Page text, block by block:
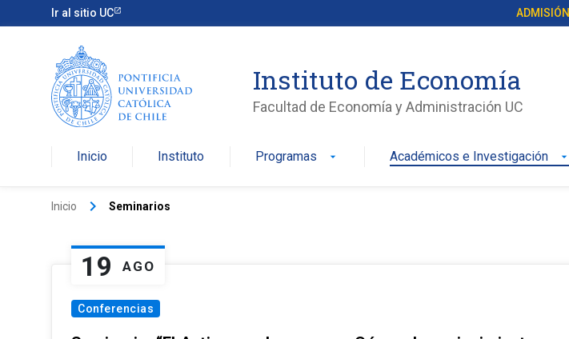
Ir al sitio UC ADMISIÓN
Instituto de Economía
Facultad de Economía y Administración UC
Inicio Instituto Programas arrow_drop_down Académicos e Investigación arrow_drop_down
Inicio keyboard_arrow_right Seminarios
19 AGO
Conferencias